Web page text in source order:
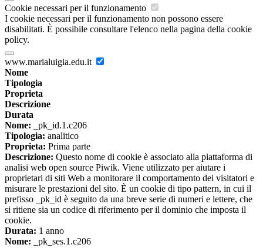
Cookie necessari per il funzionamento
I cookie necessari per il funzionamento non possono essere
disabilitati. È possibile consultare l'elenco nella pagina della cookie
policy.
www.marialuigia.edu.it
Nome
Tipologia
Proprieta
Descrizione
Durata
Nome: _pk_id.1.c206
Tipologia: analitico
Proprieta: Prima parte
Descrizione: Questo nome di cookie è associato alla piattaforma di
analisi web open source Piwik. Viene utilizzato per aiutare i
proprietari di siti Web a monitorare il comportamento dei visitatori e
misurare le prestazioni del sito. È un cookie di tipo pattern, in cui il
prefisso _pk_id è seguito da una breve serie di numeri e lettere, che
si ritiene sia un codice di riferimento per il dominio che imposta il
cookie.
Durata: 1 anno
Nome: _pk_ses.1.c206